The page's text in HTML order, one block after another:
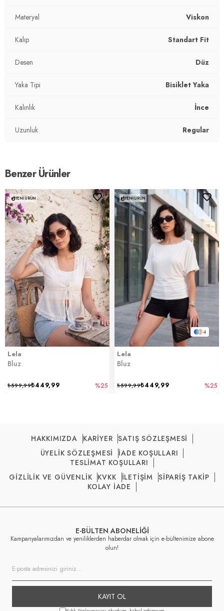
Uzunluk:
Kalınlık:
Kalıp Bilgisi:
Yaş Grubu:
Menşei:
Materyal Viskon
Kalıp Standart Fit
Desen Düz
Yaka Tipi Bisiklet Yaka
Kalınlık İnce
Uzunluk Regular
Benzer Ürünler
Lela
Bluz
₺449,99
₺599,99 %25
YENI ÜRÜN
4
Lela
Bluz
₺449,99
₺599,99 %25
YENI ÜRÜN
HAKKIMIZDA KARİYER SATIŞ SÖZLEŞMESİ
ÜYELİK SÖZLEŞMESİ
İADE KOŞULLARI
TESLİMAT KOŞULLARI
GİZLİLİK VE GÜVENLİK KVKK İLETİŞİM
SİPARİŞ TAKİP
KOLAY İADE
E-BÜLTEN ABONELİĞİ
Kampanyalarımızdan ve yeniliklerden haberdar olmak için e-bültenimize abone
olun!
KAYIT OL